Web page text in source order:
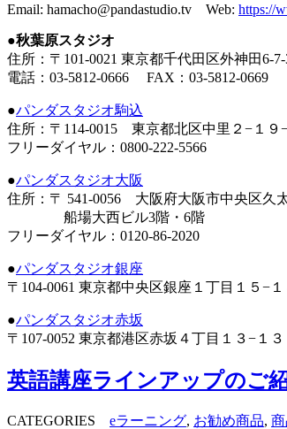
Email: hamacho@pandastudio.tv Web: https://
●秋葉原スタジオ
住所：〒101-0021 東京都千代田区外神田6-
電話：03-5812-0666 FAX：03-5812-0669
●パンダスタジオ駒込
住所：〒114-0015 東京都北区中里２−１
フリーダイヤル：0800-222-5566
●パンダスタジオ大阪
住所：〒 541-0056 大阪府大阪市中央区久
船場大西ビル3階・6階
フリーダイヤル：0120-86-2020
●パンダスタジオ銀座
〒104-0061 東京都中央区銀座１丁目１５−
●パンダスタジオ赤坂
〒107-0052 東京都港区赤坂４丁目１３−１
英語講座ラインアップのご
CATEGORIES eラーニング, お勧め商品,